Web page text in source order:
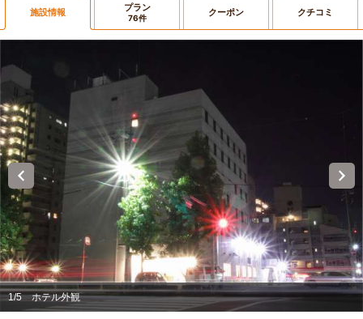
施設情報 プラン
76件 クーポン クチコミ
1/5 ホテル外観